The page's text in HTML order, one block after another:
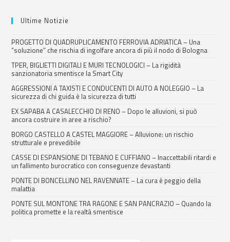
Ultime Notizie
PROGETTO DI QUADRUPLICAMENTO FERROVIA ADRIATICA – Una
“soluzione” che rischia di ingolfare ancora di più il nodo di Bologna
TPER, BIGLIETTI DIGITALI E MURI TECNOLOGICI – La rigidità
sanzionatoria smentisce la Smart City
AGGRESSIONI A TAXISTI E CONDUCENTI DI AUTO A NOLEGGIO – La
sicurezza di chi guida è la sicurezza di tutti
EX SAPABA A CASALECCHIO DI RENO – Dopo le alluvioni, si può
ancora costruire in aree a rischio?
BORGO CASTELLO A CASTEL MAGGIORE – Alluvione: un rischio
strutturale e prevedibile
CASSE DI ESPANSIONE DI TEBANO E CUFFIANO – Inaccettabili ritardi e
un fallimento burocratico con conseguenze devastanti
PONTE DI BONCELLINO NEL RAVENNATE – La cura è peggio della
malattia
PONTE SUL MONTONE TRA RAGONE E SAN PANCRAZIO – Quando la
politica promette e la realtà smentisce